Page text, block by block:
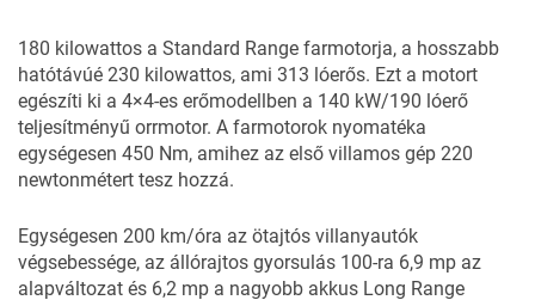
180 kilowattos a Standard Range farmotorja, a hosszabb
hatótávúé 230 kilowattos, ami 313 lóerős. Ezt a motort
egészíti ki a 4×4-es erőmodellben a 140 kW/190 lóerő
teljesítményű orrmotor. A farmotorok nyomatéka
egységesen 450 Nm, amihez az első villamos gép 220
newtonmétert tesz hozzá.
Egységesen 200 km/óra az ötajtós villanyautók
végsebessége, az állórajtos gyorsulás 100-ra 6,9 mp az
alapváltozat és 6,2 mp a nagyobb akkus Long Range